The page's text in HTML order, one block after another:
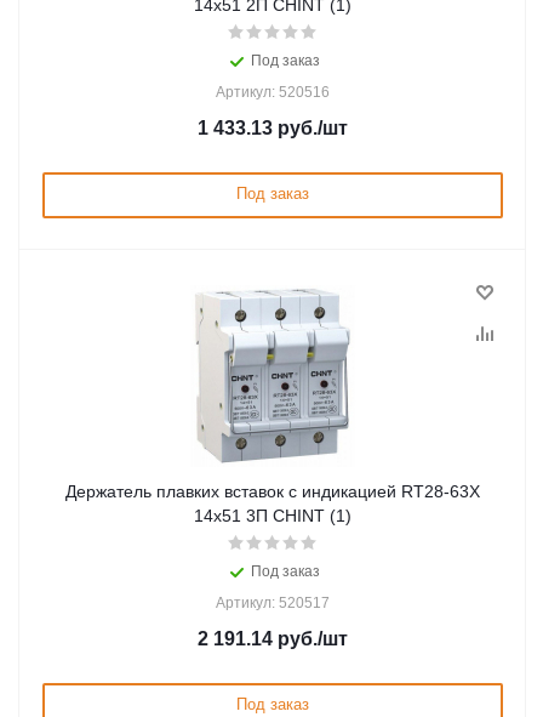
14х51 2П CHINT (1)
Под заказ
Артикул: 520516
1 433.13 руб./шт
Под заказ
Держатель плавких вставок с индикацией RT28-63X
14х51 3П CHINT (1)
Под заказ
Артикул: 520517
2 191.14 руб./шт
Под заказ